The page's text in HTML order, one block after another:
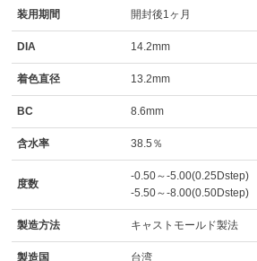
装用期間 開封後1ヶ月
DIA 14.2mm
着色直径 13.2mm
BC 8.6mm
含水率 38.5％
度数
-0.50～-5.00(0.25Dstep)
-5.50～-8.00(0.50Dstep)
製造方法 キャストモールド製法
製造国 台湾